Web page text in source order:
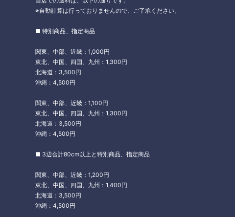
※自動計算は行っておりませんので、ご了承ください。
■ 特別商品、指定商品
関東、中部、近畿：1,000円
東北、中国、四国、九州：1,300円
北海道：3,500円
沖縄：4,500円
関東、中部、近畿：1,100円
東北、中国、四国、九州：1,300円
北海道：3,500円
沖縄：4,500円
■ 3辺合計80cm以上と特別商品、指定商品
関東、中部、近畿：1,200円
東北、中国、四国、九州：1,400円
北海道：3,500円
沖縄：4,500円